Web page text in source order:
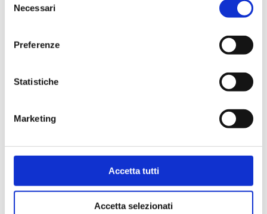
delNecessari
Preferenze
Statistiche
Marketing
Accetta tutti
Accetta selezionati